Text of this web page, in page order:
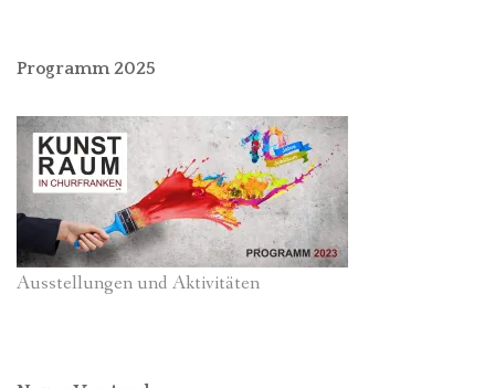
Programm 2025
Ausstellungen und Aktivitäten